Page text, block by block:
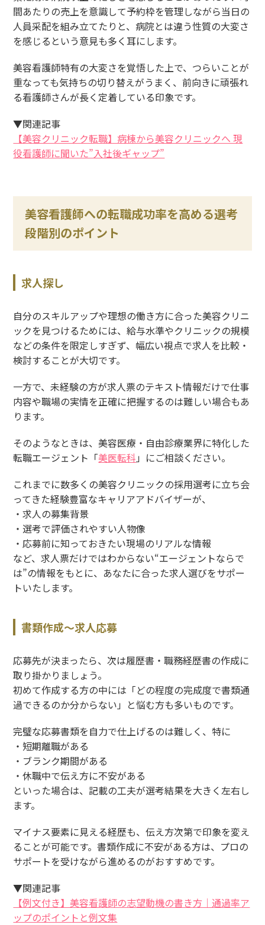
間あたりの売上を意識して予約枠を管理しながら当日の
人員采配を組み立てたりと、病院とは違う性質の大変さ
を感じるという意見も多く耳にします。
美容看護師特有の大変さを覚悟した上で、つらいことが
重なっても気持ちの切り替えがうまく、前向きに頑張れ
る看護師さんが長く定着している印象です。
▼関連記事
【美容クリニック転職】病棟から美容クリニックへ 現
役看護師に聞いた”入社後ギャップ”
美容看護師への転職成功率を高める選考
段階別のポイント
求人探し
自分のスキルアップや理想の働き方に合った美容クリニ
ックを見つけるためには、給与水準やクリニックの規模
などの条件を限定しすぎず、幅広い視点で求人を比較・
検討することが大切です。
一方で、未経験の方が求人票のテキスト情報だけで仕事
内容や職場の実情を正確に把握するのは難しい場合もあ
ります。
そのようなときは、美容医療・自由診療業界に特化した
転職エージェント「美医転科 」にご相談ください。
これまでに数多くの美容クリニックの採用選考に立ち会
ってきた経験豊富なキャリアアドバイザーが、
・求人の募集背景
・選考で評価されやすい人物像
・応募前に知っておきたい現場のリアルな情報
など、求人票だけではわからない“エージェントならで
は”の情報をもとに、あなたに合った求人選びをサポー
トいたします。
書類作成〜求人応募
応募先が決まったら、次は履歴書・職務経歴書の作成に
取り掛かりましょう。
初めて作成する方の中には「どの程度の完成度で書類通
過できるのか分からない」と悩む方も多いものです。
完璧な応募書類を自力で仕上げるのは難しく、特に
・短期離職がある
・ブランク期間がある
・休職中で伝え方に不安がある
といった場合は、記載の工夫が選考結果を大きく左右し
ます。
マイナス要素に見える経歴も、伝え方次第で印象を変え
ることが可能です。書類作成に不安がある方は、プロの
サポートを受けながら進めるのがおすすめです。
▼関連記事
【例文付き】美容看護師の志望動機の書き方｜通過率ア
ップのポイントと例文集